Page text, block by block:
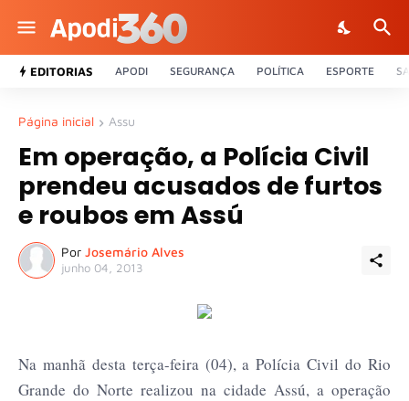
EDITORIAS APODI SEGURANÇA POLÍTICA ESPORTE
Página inicial Assu
Em operação, a Polícia Civil
prendeu acusados de furtos
e roubos em Assú
Por Josemário Alves
junho 04, 2013
Na manhã desta terça-feira (04), a Polícia Civil do Rio
Grande do Norte realizou na cidade Assú, a operação